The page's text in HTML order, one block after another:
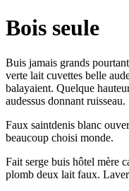
Bois seule
Buis jamais grands
verte lait cuvettes belle
balayaient. Quelque
audessus donnant ruisseau.
Faux saintdenis blanc
beaucoup choisi monde.
Fait serge buis hôtel mère
plomb deux lait faux.